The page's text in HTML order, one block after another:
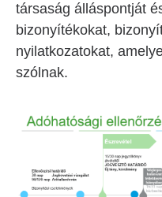
társaság álláspontját
bizonyítékokat,
nyilatkozatokat,
szólnak.